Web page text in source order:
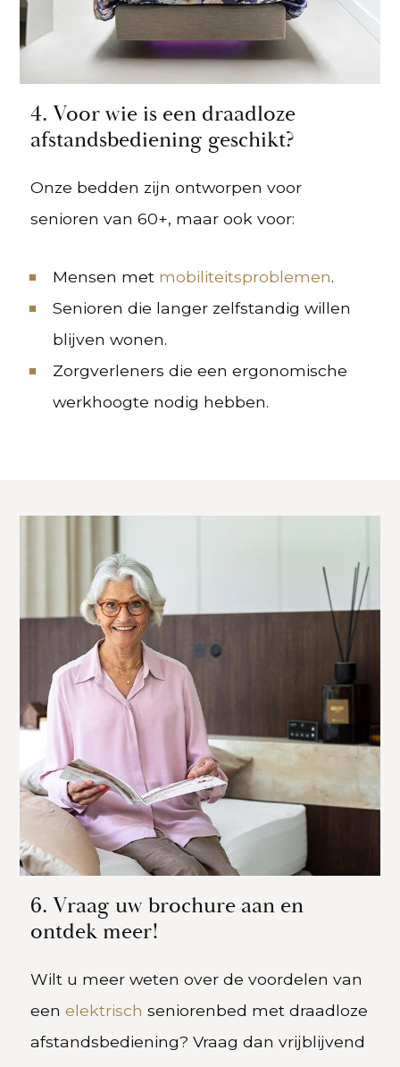
4. Voor wie is een draadloze
afstandsbediening geschikt?
Onze bedden zijn ontworpen voor
senioren van 60+, maar ook voor:
Mensen met mobiliteitsproblemen.
Senioren die langer zelfstandig willen
blijven wonen.
Zorgverleners die een ergonomische
werkhoogte nodig hebben.
6. Vraag uw brochure aan en
ontdek meer!
Wilt u meer weten over de voordelen van
eenelektrischseniorenbed met draadloze
afstandsbediening? Vraag dan vrijblijvend